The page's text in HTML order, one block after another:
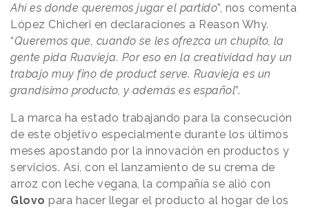
Ahí es donde queremos jugar el partido”, nos comenta
López Chicheri en declaraciones a Reason Why.
“Queremos que, cuando se les ofrezca un chupito, la
gente pida Ruavieja. Por eso en la creatividad hay un
trabajo muy fino de product serve. Ruavieja es un
grandísimo producto, y además es español”.
La marca ha estado trabajando para la consecución
de este objetivo especialmente durante los últimos
meses apostando por la innovación en productos y
servicios. Así, con el lanzamiento de su crema de
arroz con leche vegana, la compañía se alió con
Glovo para hacer llegar el producto al hogar de los